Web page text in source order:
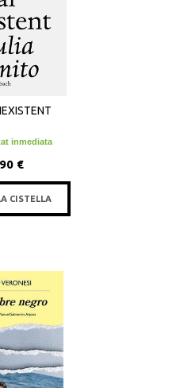
inmediata
€
CISTELLA